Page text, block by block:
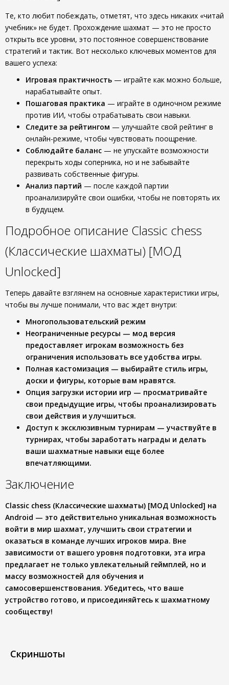
Те, кто любит побеждать, отметят, что здесь никаких «читай
учебник» не будет. Прохождение шахмат — это не просто
открыть все уровни, это постоянное совершенствование
стратегий и тактик. Вот несколько ключевых моментов для
вашего успеха:
Игровая практичность — играйте как можно больше,
нарабатывайте опыт.
Пошаговая практика — играйте в одиночном режиме
против ИИ, чтобы отрабатывать свои навыки.
Следите за рейтингом — улучшайте свой рейтинг в
онлайн-режиме, чтобы чувствовать поощрение.
Соблюдайте баланс — не упускайте возможности
перекрыть ходы соперника, но и не забывайте
развивать собственные фигуры.
Анализ партий — после каждой партии
проанализируйте свои ошибки, чтобы не повторять их
в будущем.
Подробное описание Classic chess
(Классические шахматы) [МОД
Unlocked]
Теперь давайте взглянем на основные характеристики игры,
чтобы вы лучше понимали, что вас ждет внутри:
Многопользовательский режим
Неограниченные ресурсы — мод версия
предоставляет игрокам возможность без
ограничения использовать все удобства игры.
Полная кастомизация — выбирайте стиль игры,
доски и фигуры, которые вам нравятся.
Опция загрузки истории игр — просматривайте
свои предыдущие игры, чтобы проанализировать
свои действия и улучшиться.
Доступ к эксклюзивным турнирам — участвуйте в
турнирах, чтобы заработать награды и делать
ваши шахматные навыки еще более
впечатляющими.
Заключение
Classic chess (Классические шахматы) [МОД Unlocked] на
Android — это действительно уникальная возможность
войти в мир шахмат, улучшить свои стратегии и
оказаться в команде лучших игроков мира. Вне
зависимости от вашего уровня подготовки, эта игра
предлагает не только увлекательный геймплей, но и
массу возможностей для обучения и
самосовершенствования. Убедитесь, что ваше
устройство готово, и присоединяйтесь к шахматному
сообществу!
Скриншоты